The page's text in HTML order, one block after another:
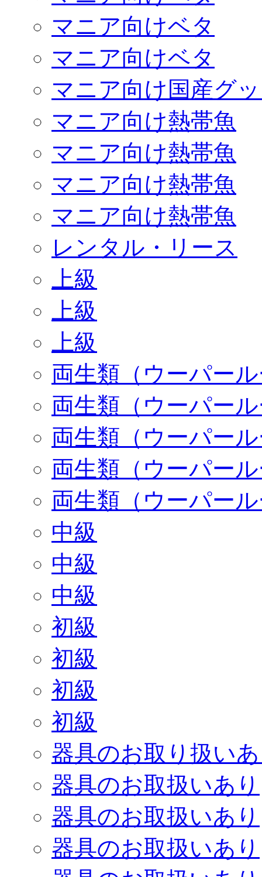
マニア向けベタ
マニア向けベタ
マニア向け国産グ
マニア向け熱帯魚
マニア向け熱帯魚
マニア向け熱帯魚
マニア向け熱帯魚
レンタル・リース
上級
上級
上級
両生類（ウーパー
両生類（ウーパー
両生類（ウーパー
両生類（ウーパー
両生類（ウーパー
中級
中級
中級
初級
初級
初級
初級
器具のお取り扱い
器具のお取扱いあり
器具のお取扱いあり
器具のお取扱いあり